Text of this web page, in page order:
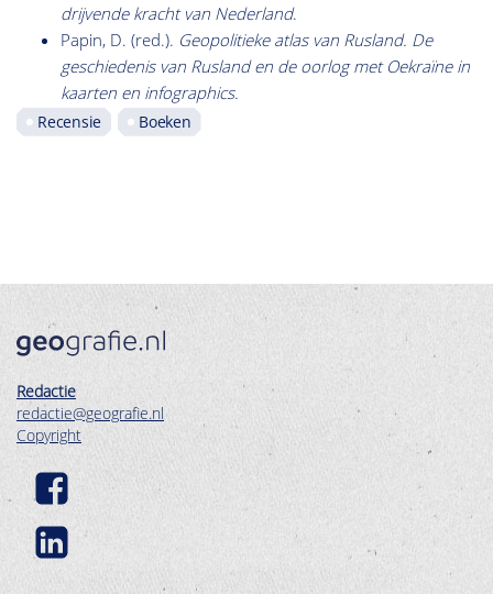
drijvende kracht van Nederland.
Papin, D. (red.). Geopolitieke atlas van Rusland. De
geschiedenis van Rusland en de oorlog met Oekraïne in
kaarten en infographics.
Recensie Boeken
Redactie
redactie@geografie.nl
Copyright